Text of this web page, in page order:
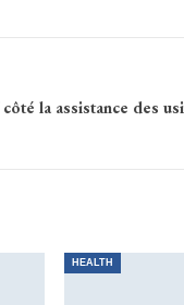
la assistance des
HEALTH